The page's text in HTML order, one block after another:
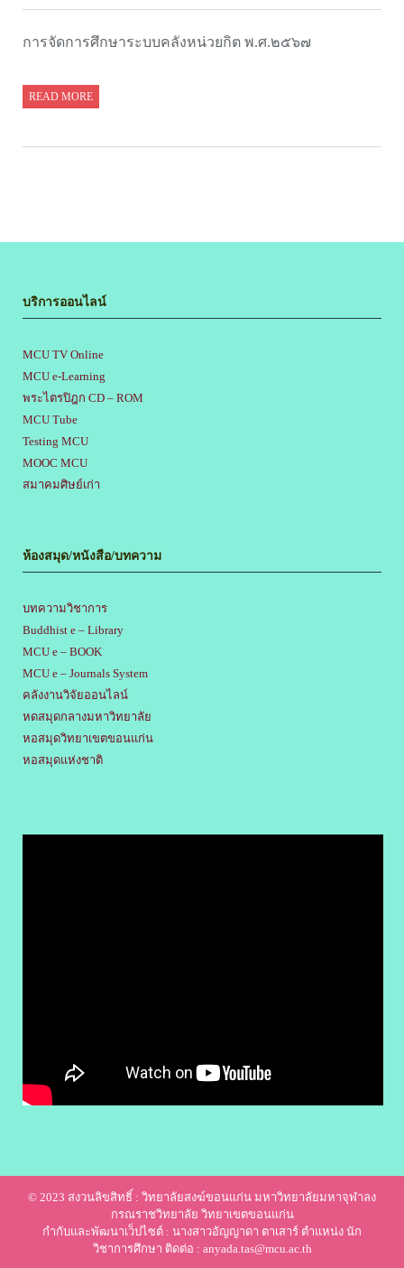
การจัดการศึกษาระบบคลังหน่วยกิต พ.ศ.๒๕๖๗
READ MORE
บริการออนไลน์
MCU TV Online
MCU e-Learning
พระไตรปิฎก CD – ROM
MCU Tube
Testing MCU
MOOC MCU
สมาคมศิษย์เก่า
ห้องสมุด/หนังสือ/บทความ
บทความวิชาการ
Buddhist e – Library
MCU e – BOOK
MCU e – Journals System
คลังงานวิจัยออนไลน์
หดสมุดกลางมหาวิทยาลัย
หอสมุดวิทยาเขตขอนแก่น
หอสมุดแห่งชาติ
© 2023 สงวนลิขสิทธิ์ : วิทยาลัยสงฆ์ขอนแก่น มหาวิทยาลัยมหาจุฬาลง
กรณราชวิทยาลัย วิทยาเขตขอนแก่น
กำกับและพัฒนาเว็ปไซต์ : นางสาวอัญญาดา ตาเสาร์ ตำแหน่ง นัก
วิชาการศึกษา ติดต่อ : anyada.tas@mcu.ac.th